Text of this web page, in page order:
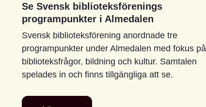
Se Svensk biblioteksförenings
programpunkter i Almedalen
Svensk biblioteksförening anordnade tre
programpunkter under Almedalen med fokus på
biblioteksfrågor, bildning och kultur. Samtalen
spelades in och finns tillgängliga att se.